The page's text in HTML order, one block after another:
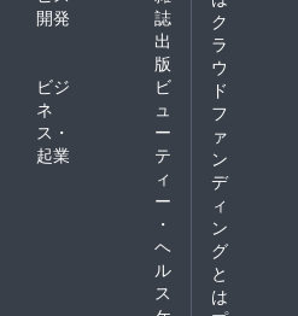
開発
誌
出
版
ビジ
ネ
ス・
起業
ビ
ュ
ー
テ
ィ
ー
・
ヘ
ル
ス
ク
ラ
ウ
ド
フ
ァ
ン
デ
ィ
ン
グ
と
は